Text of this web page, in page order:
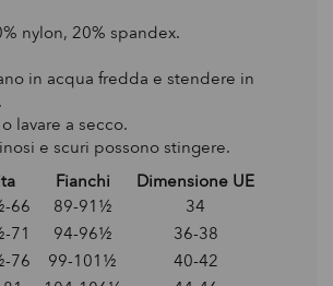
nylon, 20% spandex.
in acqua fredda e stendere in
lavare a secco.
e scuri possono stingere.
Fianchi
Dimensione UE
66 89-91½
34
71 94-96½
36-38
76 99-101½
40-42